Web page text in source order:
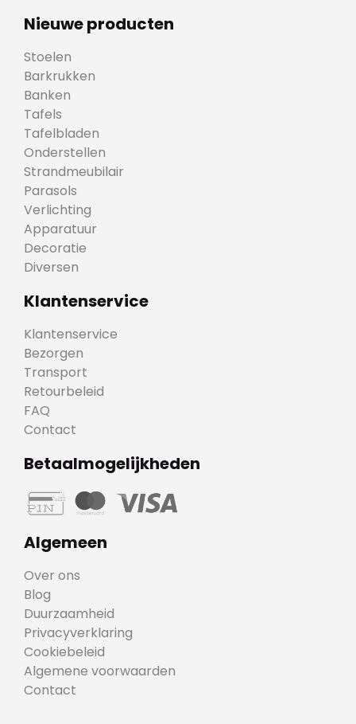
Nieuwe producten
Stoelen
Barkrukken
Banken
Tafels
Tafelbladen
Onderstellen
Strandmeubilair
Parasols
Verlichting
Apparatuur
Decoratie
Diversen
Klantenservice
Klantenservice
Bezorgen
Transport
Retourbeleid
FAQ
Contact
Betaalmogelijkheden
Algemeen
Over ons
Blog
Duurzaamheid
Privacyverklaring
Cookiebeleid
Algemene voorwaarden
Contact